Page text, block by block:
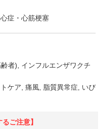
症・心筋梗塞
者)
インフルエンザワクチ
ケア, 痛風, 脂質異常症, いび
ご注意】